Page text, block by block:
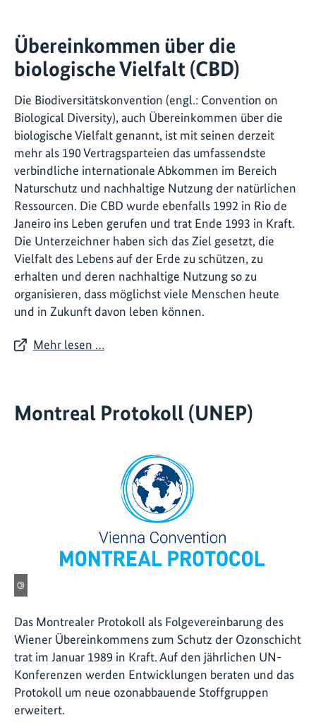
Übereinkommen über die
biologische Vielfalt (CBD)
Die Biodiversitätskonvention (engl.: Convention on
Biological Diversity), auch Übereinkommen über die
biologische Vielfalt genannt, ist mit seinen derzeit
mehr als 190 Vertragsparteien das umfassendste
verbindliche internationale Abkommen im Bereich
Naturschutz und nachhaltige Nutzung der natürlichen
Ressourcen. Die CBD wurde ebenfalls 1992 in Rio de
Janeiro ins Leben gerufen und trat Ende 1993 in Kraft.
Die Unterzeichner haben sich das Ziel gesetzt, die
Vielfalt des Lebens auf der Erde zu schützen, zu
erhalten und deren nachhaltige Nutzung so zu
organisieren, dass möglichst viele Menschen heute
und in Zukunft davon leben können.
Mehr lesen …
Montreal Protokoll (UNEP)
©
Das Montrealer Protokoll als Folgevereinbarung des
Wiener Übereinkommens zum Schutz der Ozonschicht
trat im Januar 1989 in Kraft. Auf den jährlichen UN-
Konferenzen werden Entwicklungen beraten und das
Protokoll um neue ozonabbauende Stoffgruppen
erweitert.